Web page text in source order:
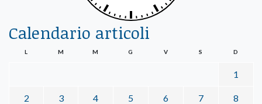
Calendario articoli
L M M G V S D
1
2 3 4 5 6 7 8